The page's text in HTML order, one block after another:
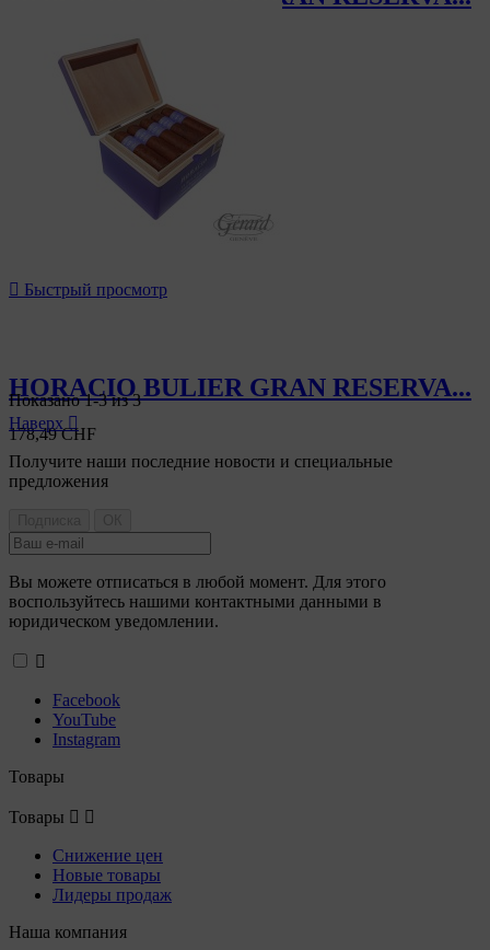
 Быстрый просмотр
HORACIO BULIER GRAN RESERVA...
178,49 CHF
Показано 1-3 из 3
Наверх
Получите наши последние новости и специальные
предложения
Вы можете отписаться в любой момент. Для этого
воспользуйтесь нашими контактными данными в
юридическом уведомлении.

Facebook
YouTube
Instagram
Товары
Товары  
Снижение цен
Новые товары
Лидеры продаж
Наша компания